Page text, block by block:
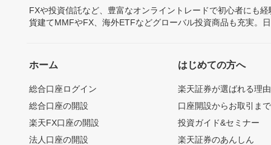
FXや投資信託など、豊富なオンライントレードで初心者にも
貨建てMMFやFX、海外ETFなどグローバル投資商品も充実。
ホーム
総合口座ログイン
総合口座の開設
楽天FX口座の開設
法人口座の開設
はじめての方へ
楽天証券が選ばれる理由
口座開設からお取引ま
投資ガイド&セミナー
楽天証券のあんしん